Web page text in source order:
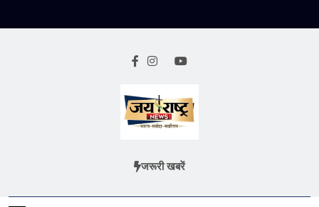
Jai Rashtra
हिंदी समाचार
जरूरी खबरें